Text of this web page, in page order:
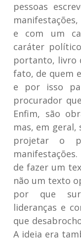
pessoas
e com um
caráter
portanto, livro
fato, de quem
e por isso
procurador
Enfim, são
mas, em
projetar o
de fazer um
não um texto
por que
lideranças e
que
A ideia era